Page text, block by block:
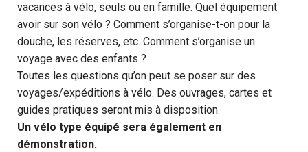
vacances à vélo, seuls ou en famille. Quel équipement
avoir sur son vélo ? Comment s’organise-t-on pour la
douche, les réserves, etc. Comment s’organise un
voyage avec des enfants ?
Toutes les questions qu’on peut se poser sur des
voyages/expéditions à vélo. Des ouvrages, cartes et
guides pratiques seront mis à disposition.
Un vélo type équipé sera également en
démonstration.